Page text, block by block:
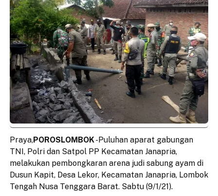
Praya,POROSLOMBOK-Puluhan aparat gabungan
TNI, Polri dan Satpol PP Kecamatan Janapria,
melakukan pembongkaran arena judi sabung ayam di
Dusun Kapit, Desa Lekor, Kecamatan Janapria, Lombok
Tengah Nusa Tenggara Barat. Sabtu (9/1/21).